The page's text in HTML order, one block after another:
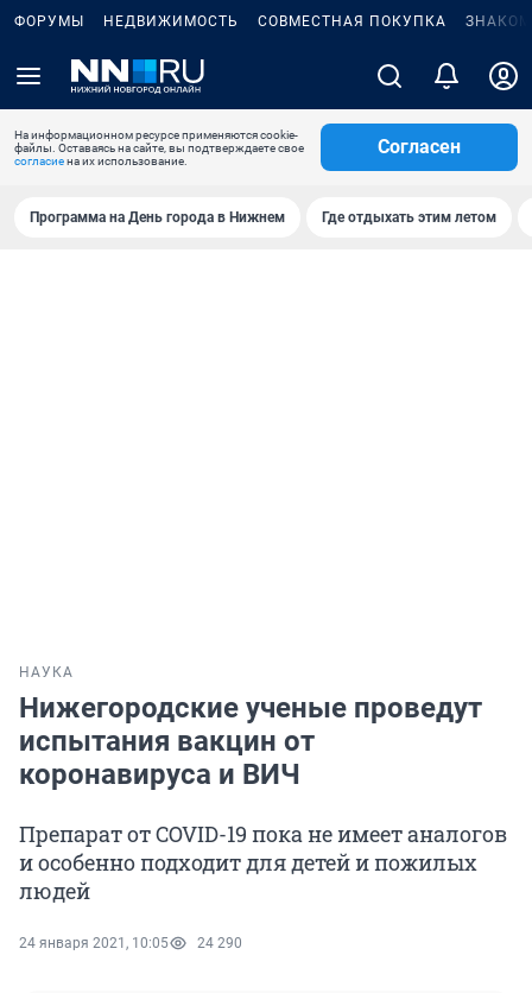
ФОРУМЫ НЕДВИЖИМОСТЬ СОВМЕСТНАЯ ПОКУПКА
На информационном ресурсе применяются cookie-
файлы. Оставаясь на сайте, вы подтверждаете свое
согласиена их использование.
Согласен
Программа на День города в Нижнем Где отдыхать этим летом
НАУКА
Нижегородские ученые проведут
испытания вакцин от
коронавируса и ВИЧ
Препарат от COVID-19 пока не имеет аналогов
и особенно подходит для детей и пожилых
людей
24 января 2021, 10:05 24 290